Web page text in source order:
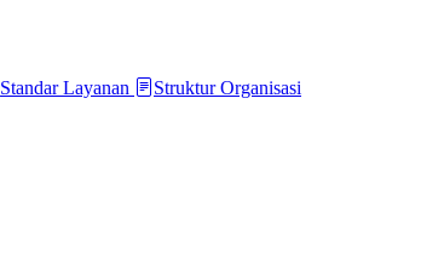
Standar Layanan Struktur Organisasi